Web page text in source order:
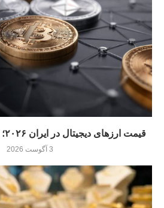
قیمت ارزهای دیجیتال در ایران ۲۰۲۶؛ نوسان بازار ادامه دارد
3 آگوست 2026